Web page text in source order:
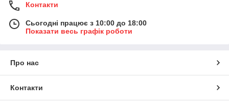
Контакти
Сьогодні працює з 10:00 до 18:00
Показати весь графік роботи
Про нас
Контакти